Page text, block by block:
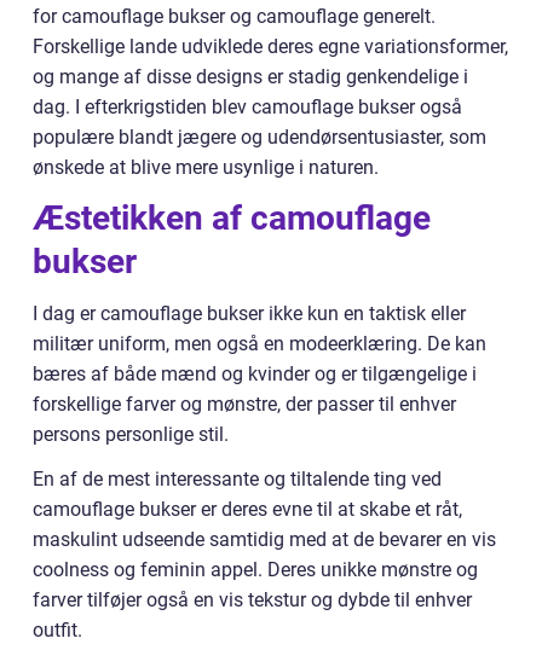
for camouflage bukser og camouflage generelt.
Forskellige lande udviklede deres egne variationsformer,
og mange af disse designs er stadig genkendelige i
dag. I efterkrigstiden blev camouflage bukser også
populære blandt jægere og udendørsentusiaster, som
ønskede at blive mere usynlige i naturen.
Æstetikken af camouflage
bukser
I dag er camouflage bukser ikke kun en taktisk eller
militær uniform, men også en modeerklæring. De kan
bæres af både mænd og kvinder og er tilgængelige i
forskellige farver og mønstre, der passer til enhver
persons personlige stil.
En af de mest interessante og tiltalende ting ved
camouflage bukser er deres evne til at skabe et råt,
maskulint udseende samtidig med at de bevarer en vis
coolness og feminin appel. Deres unikke mønstre og
farver tilføjer også en vis tekstur og dybde til enhver
outfit.